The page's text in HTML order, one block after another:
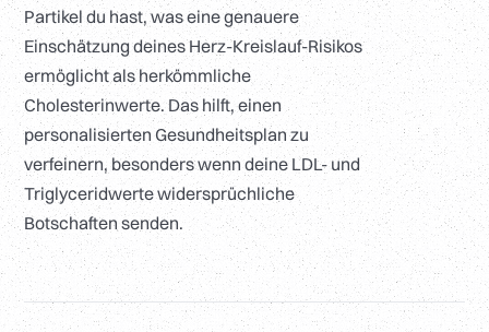
Partikel du hast, was eine genauere
Einschätzung deines Herz-Kreislauf-Risikos
ermöglicht als herkömmliche
Cholesterinwerte. Das hilft, einen
personalisierten Gesundheitsplan zu
verfeinern, besonders wenn deine LDL- und
Triglyceridwerte widersprüchliche
Botschaften senden.